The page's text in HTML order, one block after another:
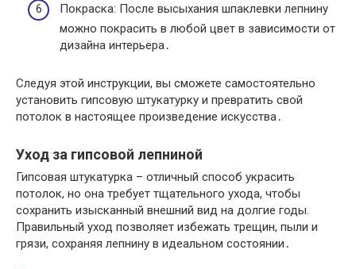
Покраска: После высыхания шпаклевки лепнину
можно покрасить в любой цвет в зависимости от
дизайна интерьера․
Следуя этой инструкции, вы сможете самостоятельно
установить гипсовую штукатурку и превратить свой
потолок в настоящее произведение искусства․
Уход за гипсовой лепниной
Гипсовая штукатурка – отличный способ украсить
потолок, но она требует тщательного ухода, чтобы
сохранить изысканный внешний вид на долгие годы.
Правильный уход позволяет избежать трещин, пыли и
грязи, сохраняя лепнину в идеальном состоянии․